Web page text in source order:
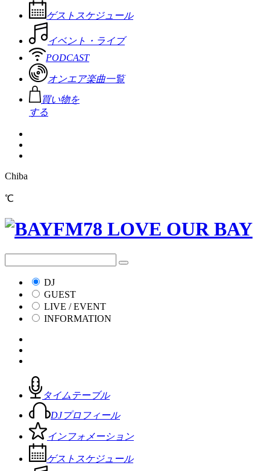
ゲストスケジュール
イベント・ライブ
PODCAST
オンエア楽曲一覧
買い物を
する
Chiba
℃
DJ
GUEST
LIVE / EVENT
INFORMATION
タイムテーブル
DJプロフィール
インフォメーション
ゲストスケジュール